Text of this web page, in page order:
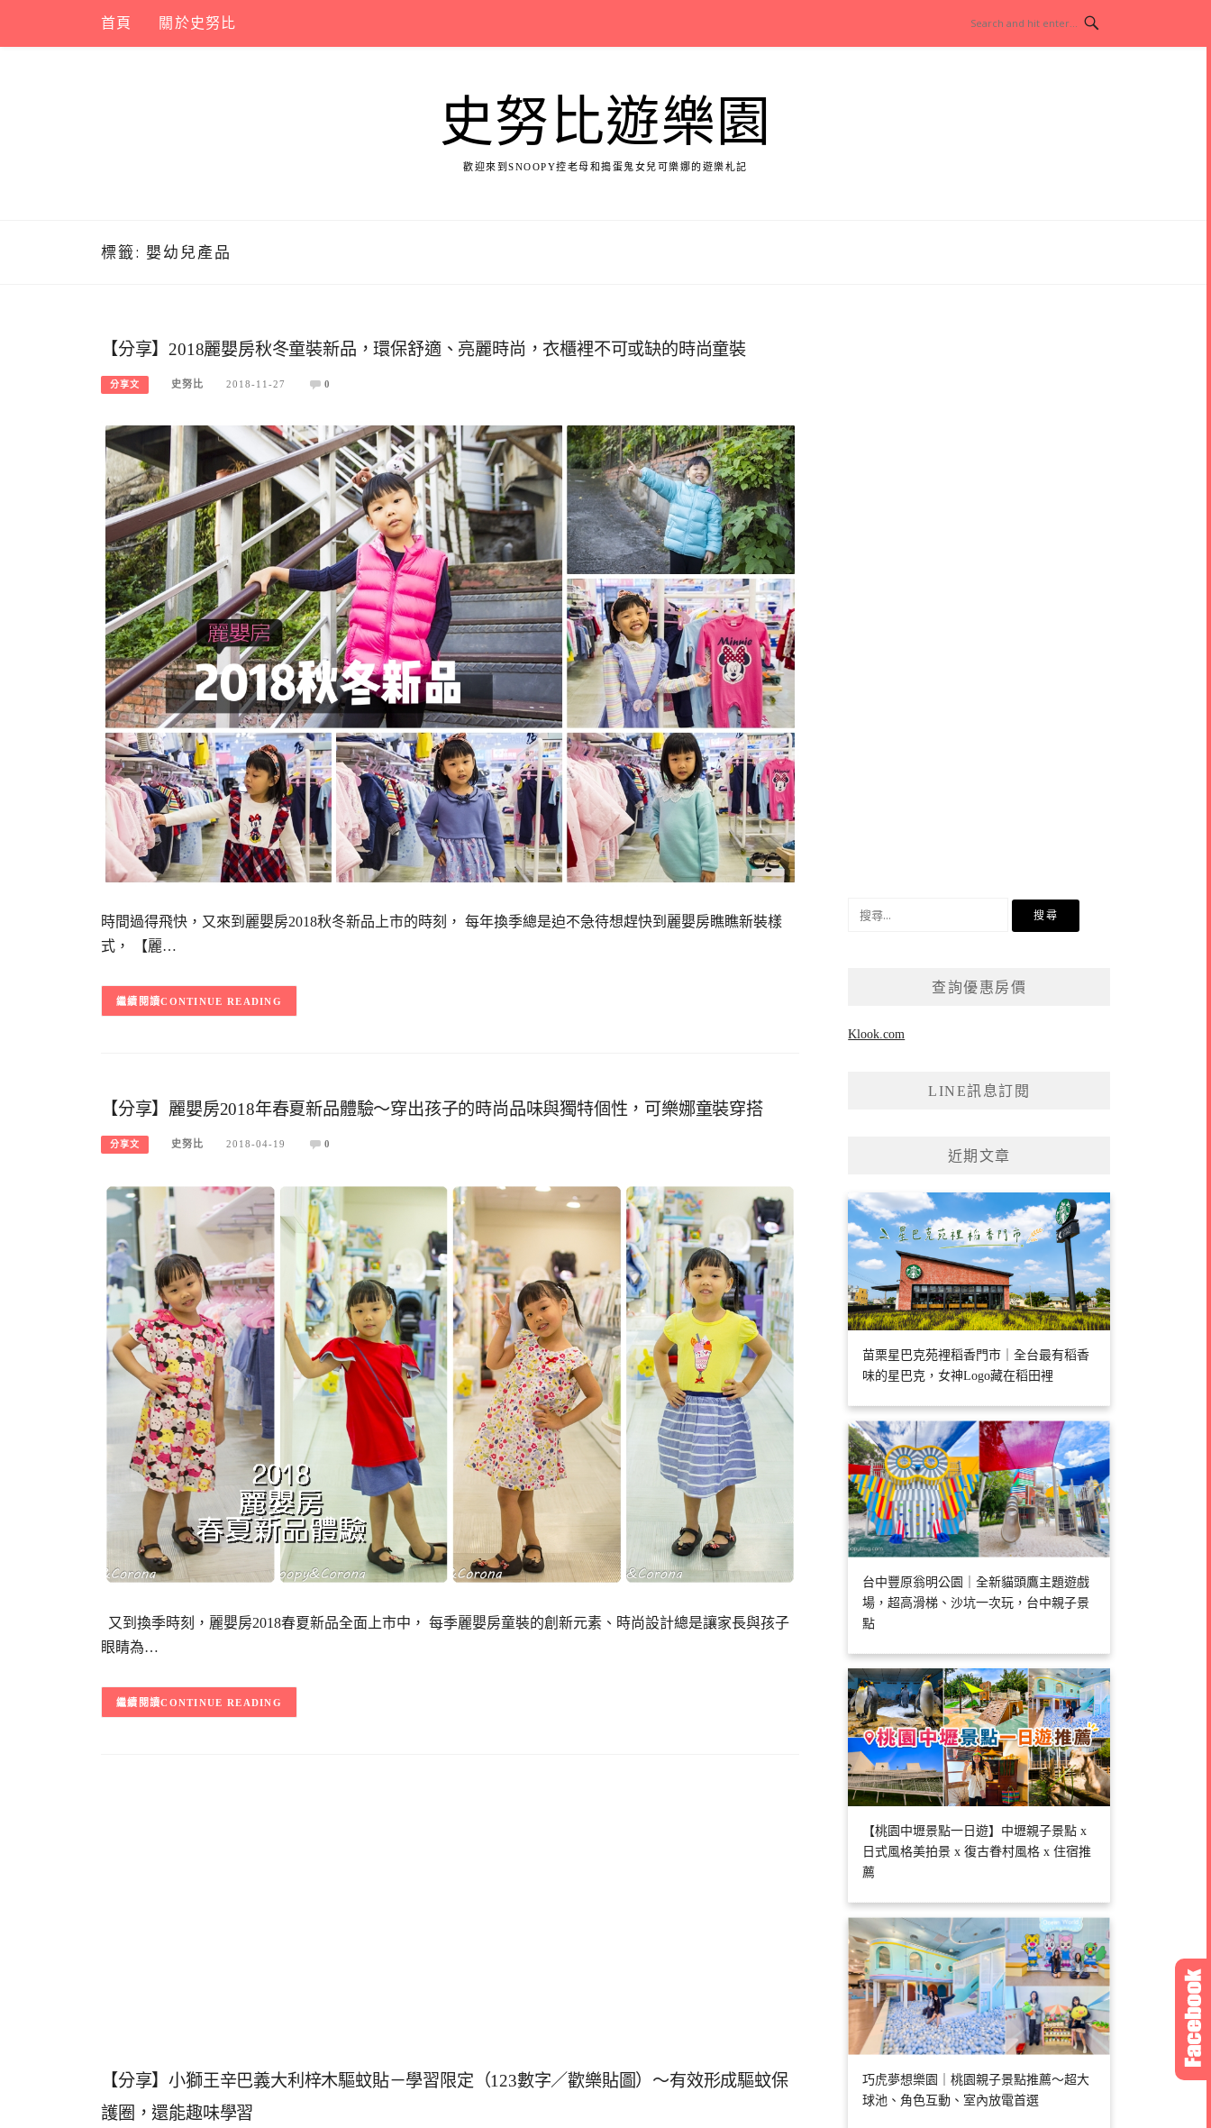
content
首頁 關於史努比
史努比遊樂園
歡迎來到SNOOPY控老母和搗蛋鬼女兒可樂娜的遊樂札記
標籤: 嬰幼兒產品
【分享】2018麗嬰房秋冬童裝新品，環保舒適、亮麗時尚，衣櫃裡不可或缺的時尚童裝
分享文 史努比 2018-11-27 0
時間過得飛快，又來到麗嬰房2018秋冬新品上市的時刻， 每年換季總是迫不急待想趕快到麗嬰房瞧瞧新裝樣
式， 【麗…
CONTINUE READING
【分享】麗嬰房2018年春夏新品體驗～穿出孩子的時尚品味與獨特個性，可樂娜童裝穿搭
分享文 史努比 2018-04-19 0
又到換季時刻，麗嬰房2018春夏新品全面上市中， 每季麗嬰房童裝的創新元素、時尚設計總是讓家長與孩子
眼睛為…
CONTINUE READING
【分享】小獅王辛巴義大利梓木驅蚊貼－學習限定（123數字／歡樂貼圖）～有效形成驅蚊保
護圈，還能趣味學習
查詢優惠房價
Klook.com
LINE訊息訂閱
近期文章
苗栗星巴克苑裡稻香門市｜全台最有稻香
味的星巴克，女神Logo藏在稻田裡
台中豐原翁明公園｜全新貓頭鷹主題遊戲
場，超高滑梯、沙坑一次玩，台中親子景
點
【桃園中壢景點一日遊】中壢親子景點 x
日式風格美拍景 x 復古眷村風格 x 住宿推
薦
巧虎夢想樂園｜桃園親子景點推薦～超大
球池、角色互動、室內放電首選